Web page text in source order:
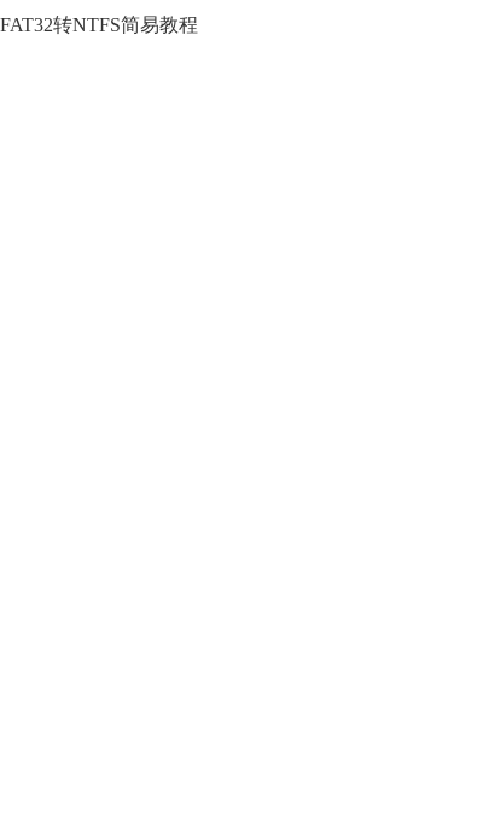
FAT32转NTFS简易教程